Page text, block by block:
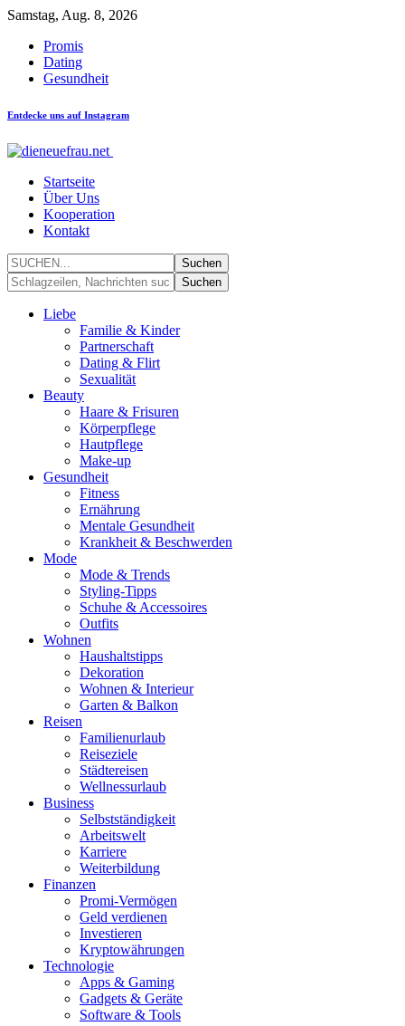
Samstag, Aug. 8, 2026
Promis
Dating
Gesundheit
Entdecke uns auf Instagram
Startseite
Über Uns
Kooperation
Kontakt
Liebe
Familie & Kinder
Partnerschaft
Dating & Flirt
Sexualität
Beauty
Haare & Frisuren
Körperpflege
Hautpflege
Make-up
Gesundheit
Fitness
Ernährung
Mentale Gesundheit
Krankheit & Beschwerden
Mode
Mode & Trends
Styling-Tipps
Schuhe & Accessoires
Outfits
Wohnen
Haushaltstipps
Dekoration
Wohnen & Interieur
Garten & Balkon
Reisen
Familienurlaub
Reiseziele
Städtereisen
Wellnessurlaub
Business
Selbstständigkeit
Arbeitswelt
Karriere
Weiterbildung
Finanzen
Promi-Vermögen
Geld verdienen
Investieren
Kryptowährungen
Technologie
Apps & Gaming
Gadgets & Geräte
Software & Tools